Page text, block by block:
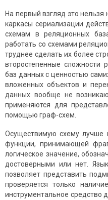
На первый взгляд это нельзя
каркасы сериализации
схемам в реляционных
работать со схемами
труднее сделать их более
второстепенные сложности
баз данных с ценностью
вложенных объектов и
данных вообще не
применяются для
помощью граф-схем.
Осуществимую схему лучше
функции, принимающей
логическое значение,
достоверными или нет.
позволяет представить
проверяется только
инструментальное средство